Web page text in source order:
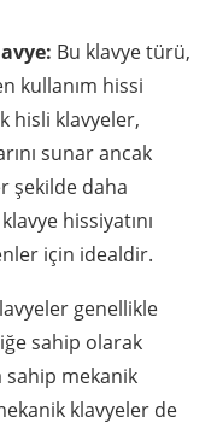
Bu klavye türü,
kullanım hissi
hisli klavyeler,
sunar ancak
şekilde daha
hissiyatını
için idealdir.
genellikle
sahip olarak
mekanik
klavyeler de